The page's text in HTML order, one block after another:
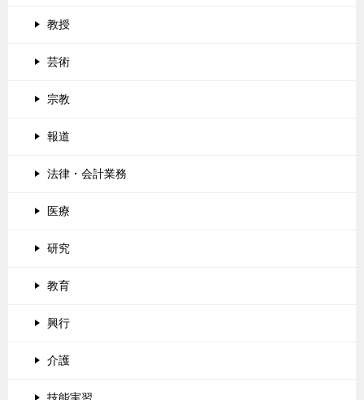
教授
芸術
宗教
報道
法律・会計業務
医療
研究
教育
興行
介護
技能実習